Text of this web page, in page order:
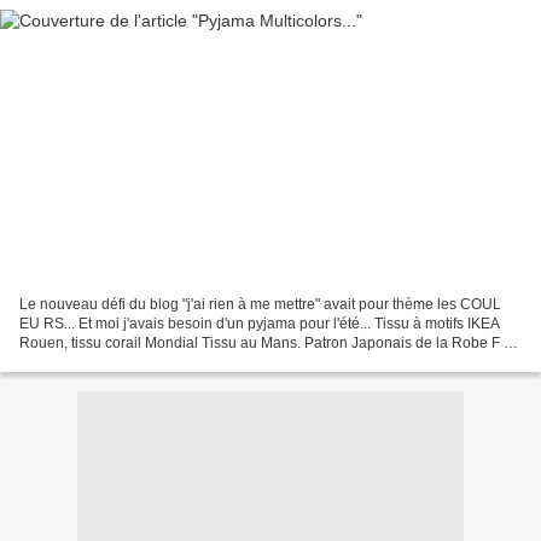
Le nouveau défi du blog "j'ai rien à me mettre" avait pour thème les COUL
EU RS... Et moi j'avais besoin d'un pyjama pour l'été... Tissu à motifs IKEA
Rouen, tissu corail Mondial Tissu au Mans. Patron Japonais de la Robe F en